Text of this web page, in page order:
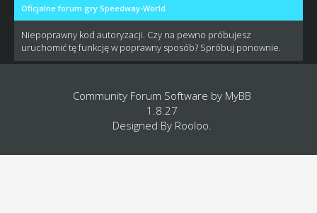
Oficjalne forum gry Speedway-World
Niepoprawny kod autoryzacji. Czy na pewno próbujesz
uruchomić tę funkcję w poprawny sposób? Spróbuj ponownie.
Community Forum Software by MyBB
1.8.27
Designed By Rooloo.